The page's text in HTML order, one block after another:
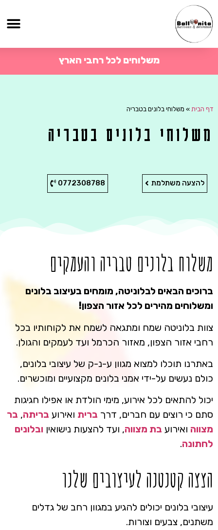
משלוחים לכל רחבי הארץ
דף הבית» משלוחי בלונים בטבריה
משלוחי בלונים בטבריה
להצעה משתלמת 0772308788
משלוח בלונים טבריה והעמקים
ברוכים הבאים לבלוניטה, מומחים בעיצוב בלונים
ומשלוחים מהירים לכל אזור הצפון!
צוות בלוניטה שמח ומתגאה לשמח את לקוחותיו בכל
רחבי אזור הצפון, מאזור הכרמל ועד לעמקים והגולן.
באתרנו תוכלו למצוא מגוון ע-נ-ק של עיצובי בלונים,
כולם נעשים על-ידי אמני בלונים מקצועיים ומוכשרים.
יכול להתאים לכל אירוע, מימי הולדת או אפילו חגיגות
סתם כי רוצים עם חברים, דרך ברית ואירוע בריתה, בר
מצווה ואירוע בת מצווה, ועד להצעות נישואין ובלונים
לחתונה.
הצצה קטנטנה לעיצובים שלנו
עיצובי בלונים יכולים להגיע במגוון רחב של גדלים
משתנים, צבעים וצורות.